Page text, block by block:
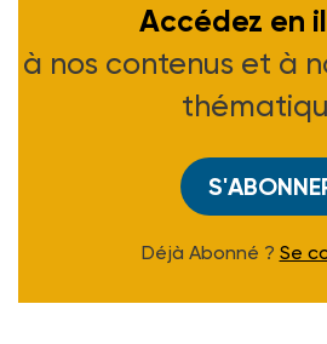
Accédez en
à nos contenus et à
Déjà Abonné ? Se